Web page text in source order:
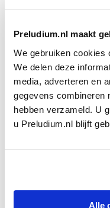
Preludium.nl maakt
We gebruiken cookies
We delen deze
media, adverteren en
gegevens combineren
hebben verzameld. U
u Preludium.nl blijft
Alle